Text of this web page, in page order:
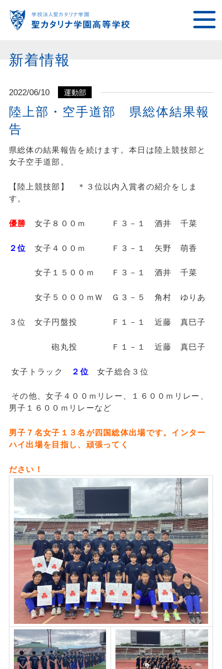
新着情報
2022/06/10 運動部
陸上部・空手道部 県総体結果報
告
県総体の結果報告を続けます。本日は陸上競技部と
女子空手道部。
【陸上競技部】 ＊３位以内入賞者の紹介をしま
す。
優勝 女子８００ｍ Ｆ３－１ 酒井 千菜
２位 女子４００ｍ Ｆ３－１ 矢野 萌香
女子１５００ｍ Ｆ３－１ 酒井 千菜
女子５０００ｍＷ Ｇ３－５ 角村 ゆりあ
３位 女子円盤投 Ｆ１－１ 近藤 真巳子
砲丸投 Ｆ１－１ 近藤 真巳子
女子トラック ２位 女子総合３位
その他、女子４００ｍリレー、１６００ｍリレー、
男子１６００ｍリレーなど
男子７名女子１３名が四国総体出場です。インター
ハイ出場を目指し、頑張ってく
ださい！